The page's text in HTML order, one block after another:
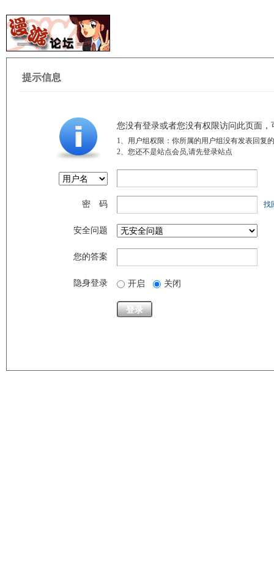
提示信息
您没有登录或者您没有权限访问此页面
1、用户组权限：你所属的用户组没有发表回复
2、您还不是站点会员,请先登录站点
密 码 找
安全问题
您的答案
隐身登录 开启 关闭
登录